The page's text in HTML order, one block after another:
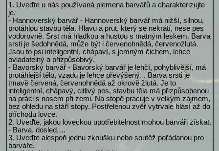
1. Uveďte u nás používaná plemena barvářů a charakterizujte
je.
- Hannoverský barvář - Hannoverský barvář má nižší, silnou,
protáhlou stavbu těla. Hlavu a prut, který se nekrátí, nese pes
vodorovně. Srst má hladkou a hustou s matným leskem. Barva
srsti je šedohnědá, může být i červenohnědá, červenožlutá.
Jsou to psi inteligentní, chápaví, s jemným čichem, lehce
ovladatelný a přizpůsobivý.
- Bavorský barvář - Bavorský barvář je lehčí, pohyblivější, má
protáhlejší tělo, vzadu je lehce převýšený. . Barva srsti je
tmavě červená, červenohnědá až okrově žlutá. Je to
inteligentní, chápavý, citlivý pes, stavbu těla má přizpůsobenou
na práci s nosem při zemi. Na stopě pracuje v velkým zájmem,
bez ohledu na stáří stopy. Postřelenou zvěř vytrvale hlásí až do
příchodu lovce.
2. Uveďte, jakou loveckou upotřebitelnost mohou barváři získat.
- Barva, dosled,…
3. Uveďte alespoň jednu zkoušku nebo soutěž pořádanou pro
barváře.